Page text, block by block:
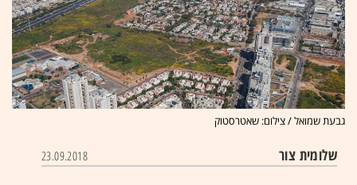
גבעת שמואל / צילום: שאטרסטוק
שלומית צור 23.09.2018